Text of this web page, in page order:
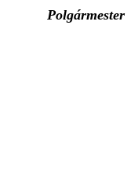
Polgármester